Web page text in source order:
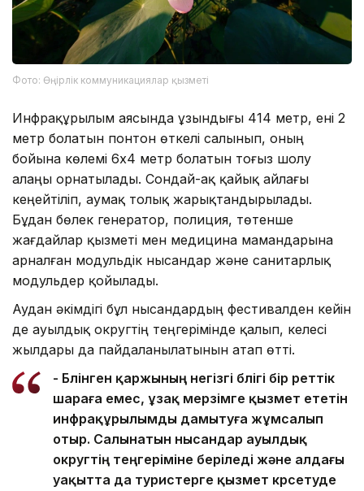
Фото: Өңірлік коммуникациялар қызметі
Инфрақұрылым аясында ұзындығы 414 метр, ені 2
метр болатын понтон өткелі салынып, оның
бойына көлемі 6х4 метр болатын тоғыз шолу
алаңы орнатылады. Сондай-ақ қайық айлағы
кеңейтіліп, аумақ толық жарықтандырылады.
Бұдан бөлек генератор, полиция, төтенше
жағдайлар қызметі мен медицина мамандарына
арналған модульдік нысандар және санитарлық
модульдер қойылады.
Аудан әкімдігі бұл нысандардың фестивалден кейін
де ауылдық округтің теңгерімінде қалып, келесі
жылдары да пайдаланылатынын атап өтті.
- Бөлінген қаржының негізгі бөлігі бір реттік
шараға емес, ұзақ мерзімге қызмет ететін
инфрақұрылымды дамытуға жұмсалып
отыр. Салынатын нысандар ауылдық
округтің теңгеріміне беріледі және алдағы
уақытта да туристерге қызмет көрсетуде